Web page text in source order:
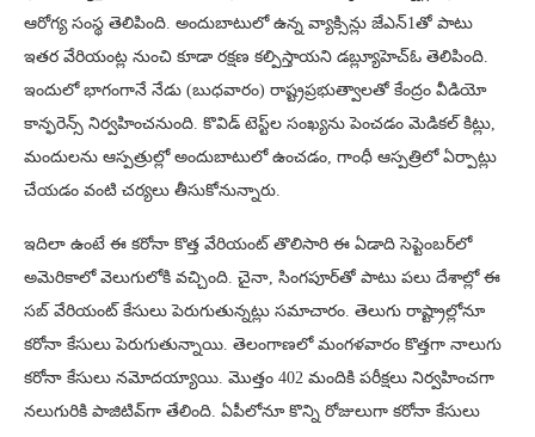
ఆరోగ్య సంస్థ తెలిపింది. అందుబాటులో ఉన్న వ్యాక్సిన్లు జేఎన్‌1తో పాటు
ఇతర వేరియంట్ల నుంచి కూడా రక్షణ కల్పిస్తాయని డబ్ల్యూహెచ్‌ఓ తెలిపింది.
ఇందులో భాగంగానే నేడు (బుధవారం) రాష్ట్రప్రభుత్వాలతో కేంద్రం వీడియో
కాన్ఫరెన్స్‌ నిర్వహించనుంది. కొవిడ్‌ టెస్ట్‌ల సంఖ్యను పెంచడం మెడికల్‌ కిట్లు,
మందులను ఆస్పత్రుల్లో అందుబాటులో ఉంచడం, గాంధీ ఆస్పత్రిలో ఏర్పాట్లు
చేయడం వంటి చర్యలు తీసుకోనున్నారు.
ఇదిలా ఉంటే ఈ కరోనా కొత్త వేరియంట్‌ తొలిసారి ఈ ఏడాది సెప్టెంబర్‌లో
అమెరికాలో వెలుగులోకి వచ్చింది. చైనా, సింగపూర్‌తో పాటు పలు దేశాల్లో ఈ
సబ్‌ వేరియంట్‌ కేసులు పెరుగుతున్నట్లు సమాచారం. తెలుగు రాష్ట్రాల్లోనూ
కరోనా కేసులు పెరుగుతున్నాయి. తెలంగాణలో మంగళవారం కొత్తగా నాలుగు
కరోనా కేసులు నమోదయ్యాయి. మొత్తం 402 మందికి పరీక్షలు నిర్వహించగా
నలుగురికి పాజిటివ్‌గా తేలింది. ఏపీలోనూ కొన్ని రోజులుగా కరోనా కేసులు